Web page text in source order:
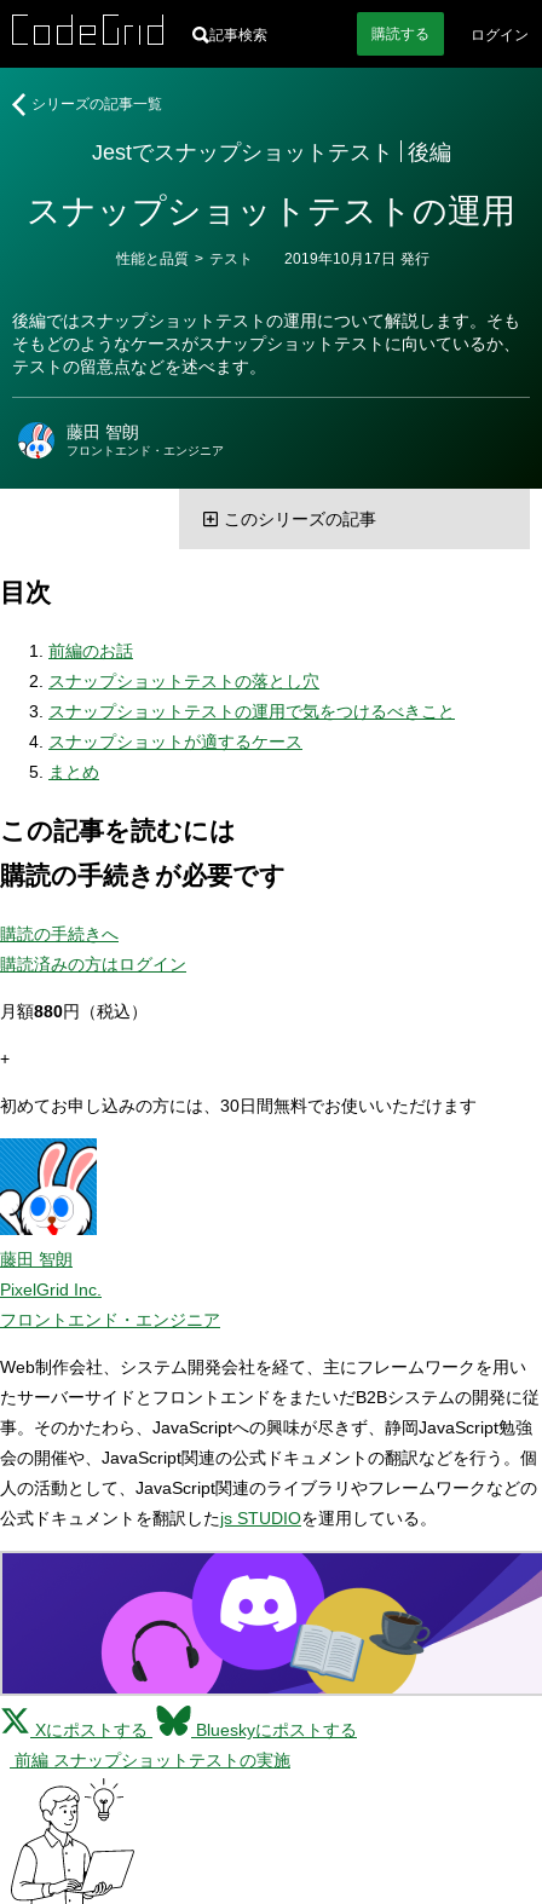
記事検索 購読する ログイン
Jestでスナップショットテスト 後編
スナップショットテストの運用
後編ではスナップショットテストの運用について解説します。そも
そもどのようなケースがスナップショットテストに向いているか、
テストの留意点などを述べます。
カ
ー
性能と品質 > テスト 2019年10月17日 発行
者
藤田 智朗
フロントエンド・エンジニア
Jest
ッ
ト
テ
シリーズの記事一覧
このシリーズの記事
目次
前編のお話
スナップショットテストの落とし穴
スナップショットテストの運用で気をつけるべきこと
スナップショットが適するケース
まとめ
この記事を読むには
購読の手続きが必要です
購読の手続きへ
購読済みの方はログイン
月額880円（税込）
+
初めてお申し込みの方には、30日間無料でお使いいただけます
藤田 智朗
PixelGrid Inc.
フロントエンド・エンジニア
Web制作会社、システム開発会社を経て、主にフレームワークを用い
たサーバーサイドとフロントエンドをまたいだB2Bシステムの開発に従
事。そのかたわら、JavaScriptへの興味が尽きず、静岡JavaScript勉強
会の開催や、JavaScript関連の公式ドキュメントの翻訳などを行う。個
人の活動として、JavaScript関連のライブラリやフレームワークなどの
公式ドキュメントを翻訳したjs STUDIOを運用している。
Xにポストする
Blueskyにポストする
前編 スナップショットテストの実施